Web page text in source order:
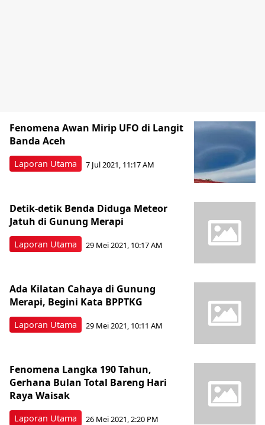
Laporan Utama
Fenomena Awan Mirip UFO di Langit
Banda Aceh
7 Jul 2021, 11:17 AM
Laporan Utama
Detik-detik Benda Diduga Meteor
Jatuh di Gunung Merapi
29 Mei 2021, 10:17 AM
Laporan Utama
Ada Kilatan Cahaya di Gunung
Merapi, Begini Kata BPPTKG
29 Mei 2021, 10:11 AM
Laporan Utama
Fenomena Langka 190 Tahun,
Gerhana Bulan Total Bareng Hari
Raya Waisak
26 Mei 2021, 2:20 PM